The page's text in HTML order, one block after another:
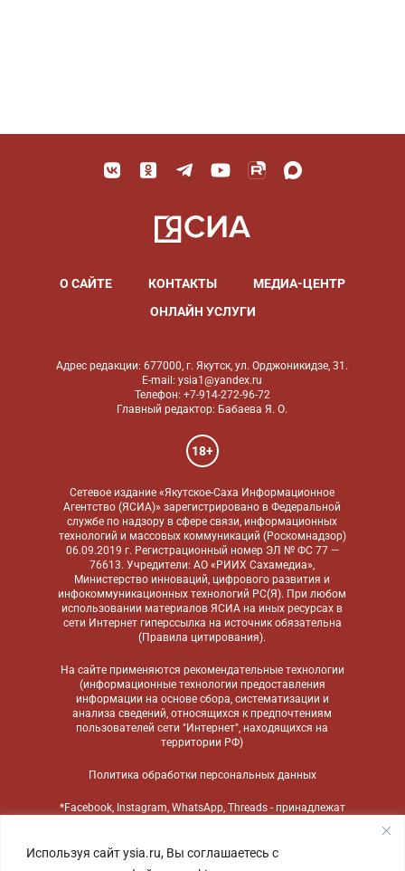
Используя сайт ysia.ru, Вы соглашаетесь с
О САЙТЕ КОНТАКТЫ
МЕДИА-ЦЕНТР
ОНЛАЙН УСЛУГИ
Адрес редакции: 677000, г. Якутск, ул. Орджоникидзе, 31.
E-mail: ysia1@yandex.ru
Телефон: +7-914-272-96-72
Главный редактор: Бабаева Я. О.
18+
Сетевое издание «Якутское-Саха Информационное
Агентство (ЯСИА)» зарегистрировано в Федеральной
службе по надзору в сфере связи, информационных
технологий и массовых коммуникаций (Роскомнадзор)
06.09.2019 г. Регистрационный номер ЭЛ № ФС 77 —
76613. Учредители: АО «РИИХ Сахамедиа»,
Министерство инноваций, цифрового развития и
инфокоммуникационных технологий РС(Я). При любом
использовании материалов ЯСИА на иных ресурсах в
сети Интернет гиперссылка на источник обязательна
(Правила цитирования).
На сайте применяются рекомендательные технологии
(информационные технологии предоставления
информации на основе сбора, систематизации и
анализа сведений, относящихся к предпочтениям
пользователей сети "Интернет", находящихся на
территории РФ)
Политика обработки персональных данных
*Facebook, Instagram, WhatsApp, Threads - принадлежат